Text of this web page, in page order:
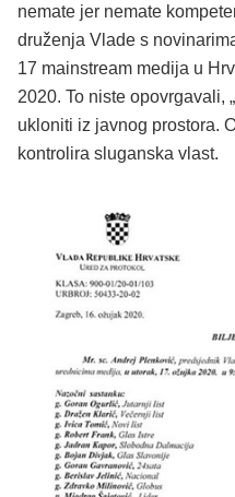
nemate jer nemate
druženja Vlade s
17 mainstream medija u
2020. To niste opovrgavali,
ukloniti iz javnog prostora.
kontrolira sluganska vlast.